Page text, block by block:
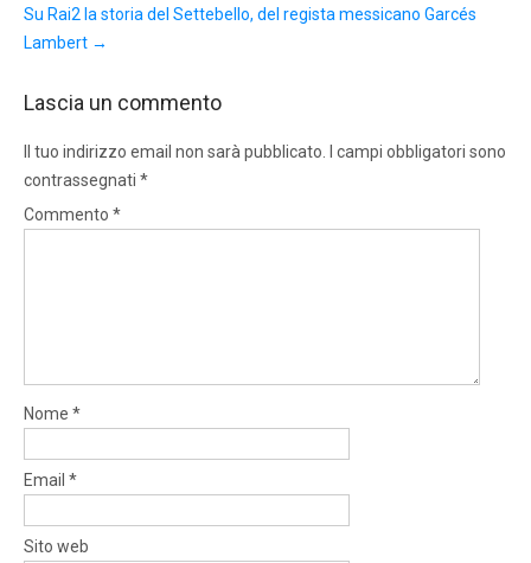
Su Rai2 la storia del Settebello, del regista messicano Garcés
Lambert →
Lascia un commento
Il tuo indirizzo email non sarà pubblicato.
I campi obbligatori sono
contrassegnati *
Commento *
Nome *
Email *
Sito web